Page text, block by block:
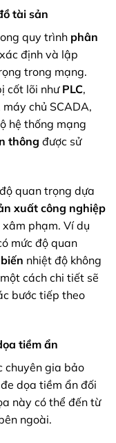
tài sản
quy trình phân
định và lập
trong mạng.
cốt lõi như PLC,
chủ SCADA,
hệ thống mạng
thông được sử
quan trọng dựa
xuất công nghiệp
phạm. Ví dụ
mức độ quan
nhiệt độ không
cách chi tiết sẽ
bước tiếp theo
tiềm ẩn
chuyên gia bảo
dọa tiềm ẩn đối
này có thể đến từ
ngoài.